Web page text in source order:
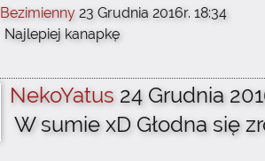
Bezimienny 23 Grudnia 2016r. 18:34
Najlepiej kanapkę
NekoYatus 24 Grudnia
W sumie xD Głodna się